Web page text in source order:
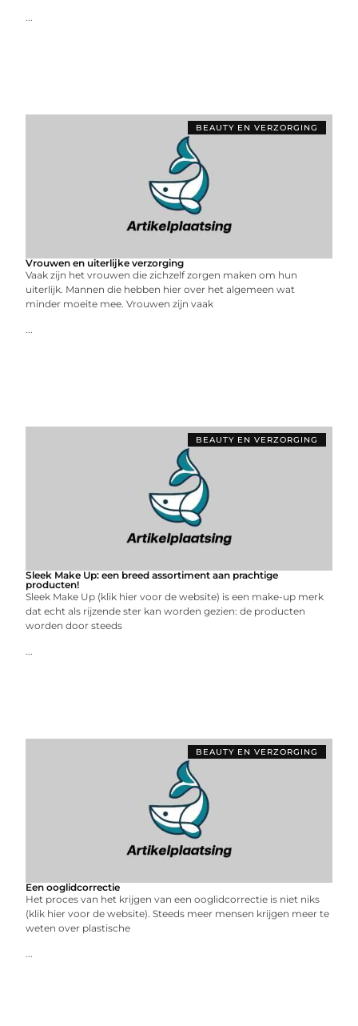
...
BEAUTY EN VERZORGING
Vrouwen en uiterlijke verzorging
Vaak zijn het vrouwen die zichzelf zorgen maken om hun
uiterlijk. Mannen die hebben hier over het algemeen wat
minder moeite mee. Vrouwen zijn vaak
...
BEAUTY EN VERZORGING
Sleek Make Up: een breed assortiment aan prachtige
producten!
Sleek Make Up (klik hier voor de website) is een make-up merk
dat echt als rijzende ster kan worden gezien: de producten
worden door steeds
...
BEAUTY EN VERZORGING
Een ooglidcorrectie
Het proces van het krijgen van een ooglidcorrectie is niet niks
(klik hier voor de website). Steeds meer mensen krijgen meer te
weten over plastische
...